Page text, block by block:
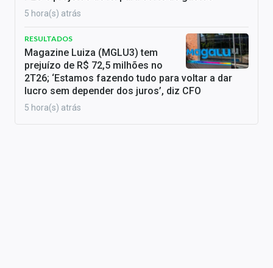
5 hora(s) atrás
RESULTADOS
Magazine Luiza (MGLU3) tem
prejuízo de R$ 72,5 milhões no
2T26; ‘Estamos fazendo tudo para voltar a dar
lucro sem depender dos juros’, diz CFO
5 hora(s) atrás